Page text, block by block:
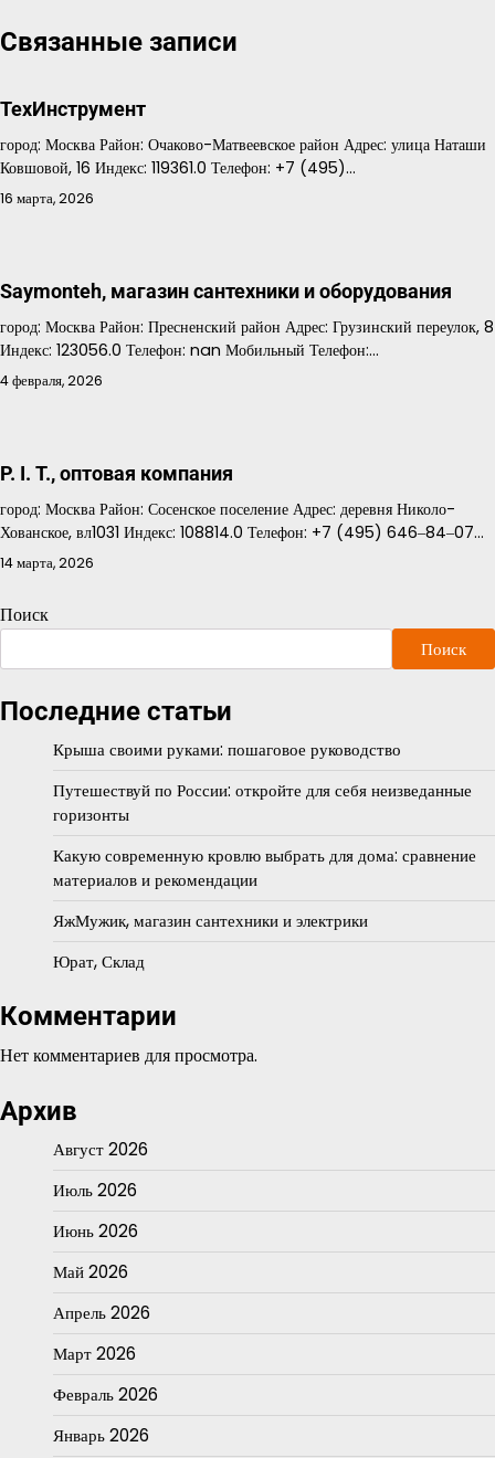
записям
Связанные записи
ТехИнструмент
город: Москва Район: Очаково-Матвеевское район Адрес: улица Наташи
Ковшовой, 16 Индекс: 119361.0 Телефон: +7 (495)…
16 марта, 2026
Saymonteh, магазин сантехники и оборудования
город: Москва Район: Пресненский район Адрес: Грузинский переулок, 8
Индекс: 123056.0 Телефон: nan Мобильный Телефон:…
4 февраля, 2026
P. I. T., оптовая компания
город: Москва Район: Сосенское поселение Адрес: деревня Николо-
Хованское, вл1031 Индекс: 108814.0 Телефон: +7 (495) 646‒84‒07…
14 марта, 2026
Поиск
Поиск
Последние статьи
Крыша своими руками: пошаговое руководство
Путешествуй по России: откройте для себя неизведанные
горизонты
Какую современную кровлю выбрать для дома: сравнение
материалов и рекомендации
ЯжМужик, магазин сантехники и электрики
Юрат, Склад
Комментарии
Нет комментариев для просмотра.
Архив
Август 2026
Июль 2026
Июнь 2026
Май 2026
Апрель 2026
Март 2026
Февраль 2026
Январь 2026